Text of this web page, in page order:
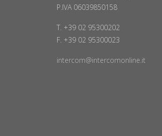
P.IVA 06039850158
T. +39 02 95300202
F. +39 02 95300023
intercom@intercomonline.it